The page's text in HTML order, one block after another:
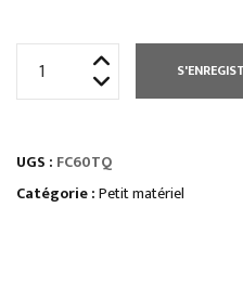
CONVECTION
60
UGS : FC60TQ
Catégorie :Petit matériel